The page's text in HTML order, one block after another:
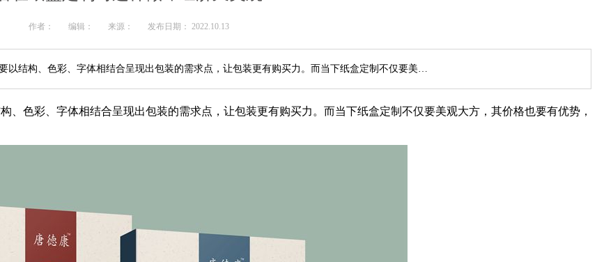
作者： 编辑： 来源： 发布日期： 2022.10.13
以结构、色彩、字体相结合呈现出包装的需求点，让包装更有购买力。而当下纸盒定制不仅要美…
色彩、字体相结合呈现出包装的需求点，让包装更有购买力。而当下纸盒定制不仅要美观大方，其价格也要有优势，